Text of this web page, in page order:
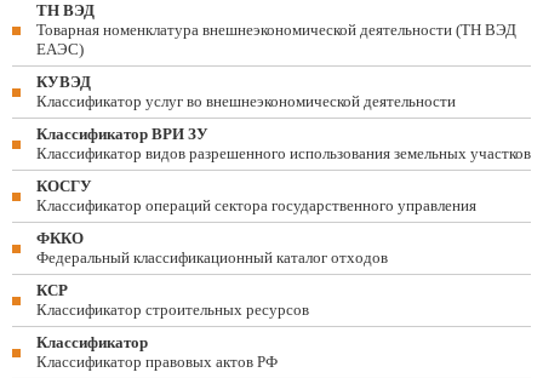
ТН ВЭД
Товарная номенклатура внешнеэкономической деятельности (ТН ВЭД
ЕАЭС)
КУВЭД
Классификатор услуг во внешнеэкономической деятельности
Классификатор ВРИ ЗУ
Классификатор видов разрешенного использования земельных участков
КОСГУ
Классификатор операций сектора государственного управления
ФККО
Федеральный классификационный каталог отходов
КСР
Классификатор строительных ресурсов
Классификатор
Классификатор правовых актов РФ